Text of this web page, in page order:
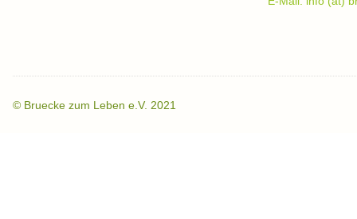
© Bruecke zum Leben e.V. 2021